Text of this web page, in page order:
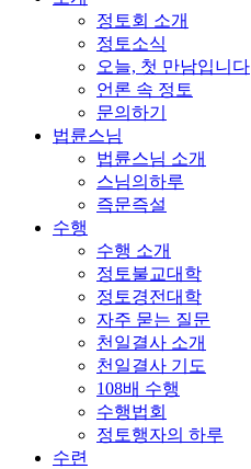
정토회 소개
정토소식
오늘, 첫 만남입니다
언론 속 정토
문의하기
법륜스님
법륜스님 소개
스님의하루
즉문즉설
수행
수행 소개
정토불교대학
정토경전대학
자주 묻는 질문
천일결사 소개
천일결사 기도
108배 수행
수행법회
정토행자의 하루
수련